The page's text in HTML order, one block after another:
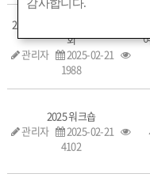
2025 춘계 정기총회 및 학술대
회
관리자
2025-02-21
1988
2025 워크숍
관리자
2025-02-21
4102
감사합니다.